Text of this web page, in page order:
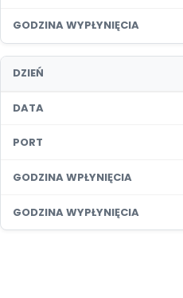
GODZINA WYPŁYNIĘCIA
DZIEŃ
DATA
PORT
GODZINA WPŁYNIĘCIA
GODZINA WYPŁYNIĘCIA